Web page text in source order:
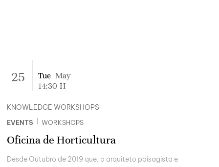
25 Tue May
14:30 H
EVENTS | WORKSHOPS
Oficina de Horticultura
Desde Outubro de 2019 que, o arquiteto paisagista e
KNOWLEDGE WORKSHOPS